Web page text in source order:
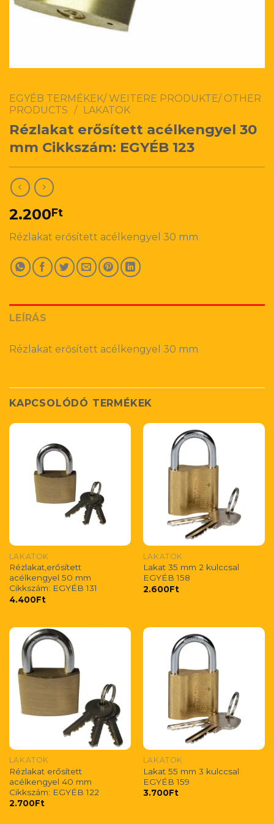
EGYÉB TERMÉKEK/ WEITERE PRODUKTE/ OTHER
PRODUCTS / LAKATOK
Rézlakat erősített acélkengyel 30
mm Cikkszám: EGYÉB 123
2.200Ft
Rézlakat erősített acélkengyel 30 mm
LEÍRÁS
Rézlakat erősített acélkengyel 30 mm
KAPCSOLÓDÓ TERMÉKEK
LAKATOK
Rézlakat,erősített
acélkengyel 50 mm
Cikkszám: EGYÉB 131
4.400Ft
LAKATOK
Lakat 35 mm 2 kulccsal
EGYÉB 158
2.600Ft
LAKATOK
Rézlakat erősített
acélkengyel 40 mm
Cikkszám: EGYÉB 122
2.700Ft
LAKATOK
Lakat 55 mm 3 kulccsal
EGYÉB 159
3.700Ft